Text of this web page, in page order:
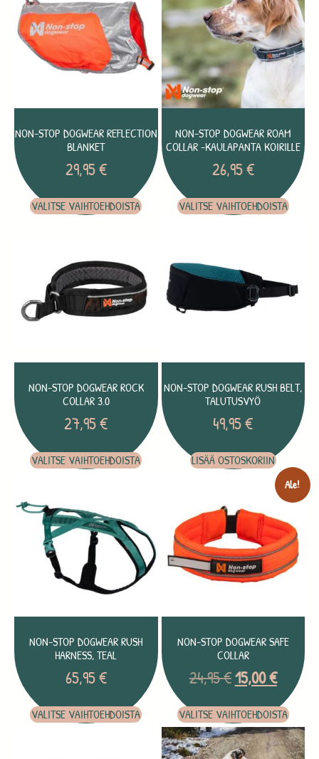
NON-STOP DOGWEAR REFLECTION
BLANKET
29,95€
VALITSE VAIHTOEHDOISTA
NON-STOP DOGWEAR ROAM
COLLAR -KAULAPANTA KOIRILLE
26,95€
VALITSE VAIHTOEHDOISTA
NON-STOP DOGWEAR ROCK
COLLAR 3.0
27,95€
VALITSE VAIHTOEHDOISTA
NON-STOP DOGWEAR RUSH BELT,
TALUTUSVYÖ
49,95€
LISÄÄ OSTOSKORIIN
NON-STOP DOGWEAR RUSH
HARNESS, TEAL
65,95€
VALITSE VAIHTOEHDOISTA
Ale!
NON-STOP DOGWEAR SAFE
COLLAR
24,95€15,00€
VALITSE VAIHTOEHDOISTA